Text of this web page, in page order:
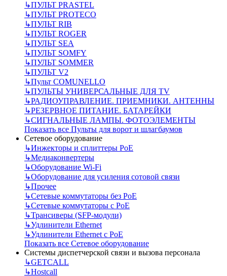
↳ПУЛЬТ PRASTEL
↳ПУЛЬТ PROTECO
↳ПУЛЬТ RIB
↳ПУЛЬТ ROGER
↳ПУЛЬТ SEA
↳ПУЛЬТ SOMFY
↳ПУЛЬТ SOMMER
↳ПУЛЬТ V2
↳Пульт СOMUNELLO
↳ПУЛЬТЫ УНИВЕРСАЛЬНЫЕ ДЛЯ TV
↳РАДИОУПРАВЛЕНИЕ. ПРИЕМНИКИ. АНТЕННЫ
↳РЕЗЕРВНОЕ ПИТАНИЕ. БАТАРЕЙКИ
↳СИГНАЛЬНЫЕ ЛАМПЫ. ФОТОЭЛЕМЕНТЫ
Показать все Пульты для ворот и шлагбаумов
Сетевое оборудование
↳Инжекторы и сплиттеры РоЕ
↳Медиаконвертеры
↳Оборудование Wi-Fi
↳Оборудование для усиления сотовой связи
↳Прочее
↳Сетевые коммутаторы без РоЕ
↳Сетевые коммутаторы с РоЕ
↳Трансиверы (SFP-модули)
↳Удлинители Ethernet
↳Удлинители Ethernet с PoE
Показать все Сетевое оборудование
Системы диспетчерской связи и вызова персонала
↳GETCALL
↳Hostcall